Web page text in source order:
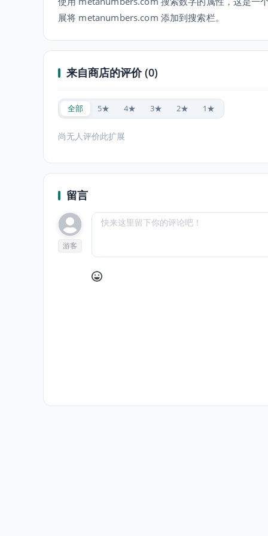
展将 metanumbers.com 添加到搜索栏。
来自商店的评价 (0)
全部 5★ 4★ 3★ 2★ 1★
尚无人评价此扩展
留言
游客